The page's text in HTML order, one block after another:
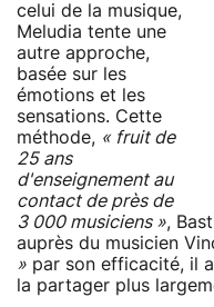
celui de la musique,
Meludia tente une
autre approche,
basée sur les
émotions et les
sensations. Cette
méthode, « fruit de
25 ans
d'enseignement au
contact de près de
3 000 musiciens »,
auprès du musicien
» par son efficacité, il
la partager plus